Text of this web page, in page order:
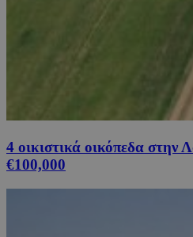
4 οικιστικά οικόπεδα στην
€100,000